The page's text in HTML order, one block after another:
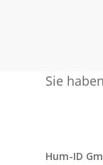
Sie
Hum-ID